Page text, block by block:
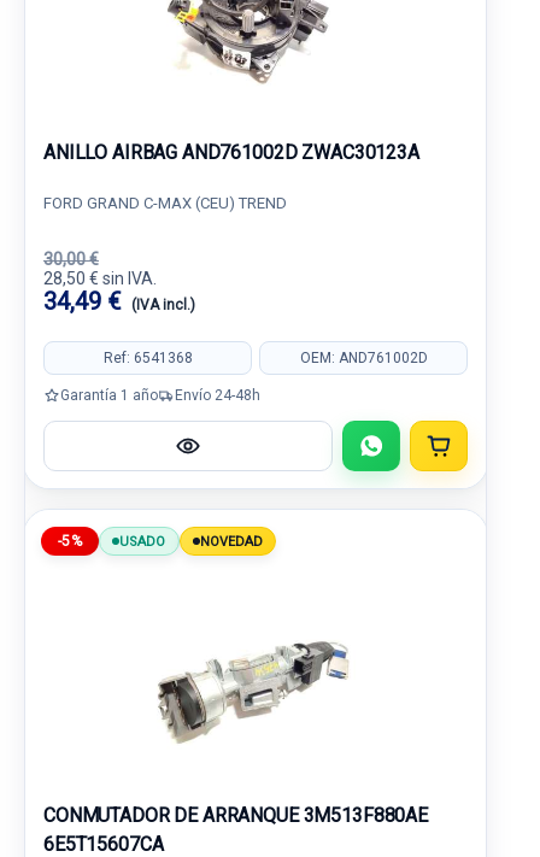
ANILLO AIRBAG AND761002D ZWAC30123A
FORD GRAND C-MAX (CEU) TREND
30,00 €
28,50 € sin IVA.
34,49 € (IVA incl.)
Ref: 6541368 OEM: AND761002D
Garantía 1 año Envío 24-48h
-5% USADO NOVEDAD
CONMUTADOR DE ARRANQUE 3M513F880AE
6E5T15607CA